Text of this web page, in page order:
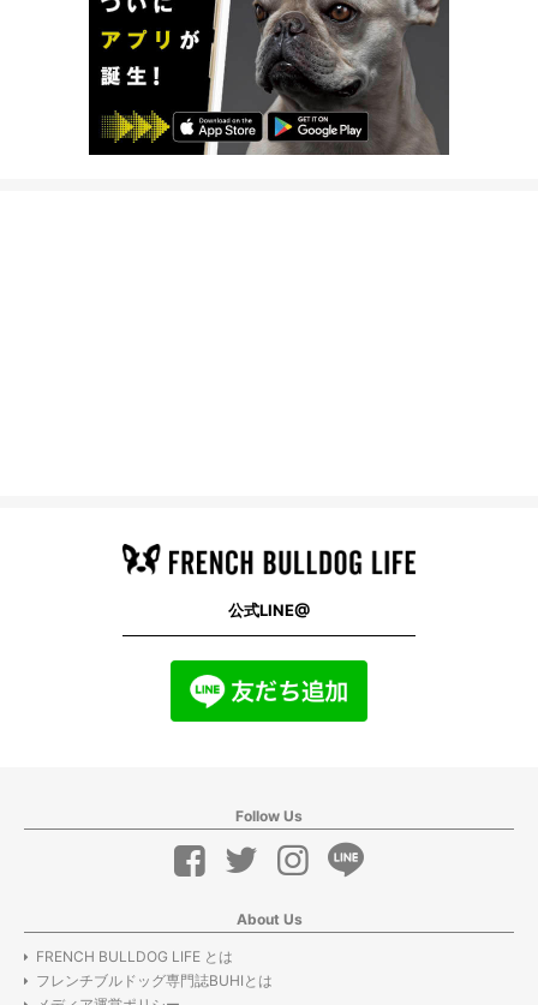
公式LINE@
Follow Us
About Us
FRENCH BULLDOG LIFE とは
フレンチブルドッグ専門誌BUHIとは